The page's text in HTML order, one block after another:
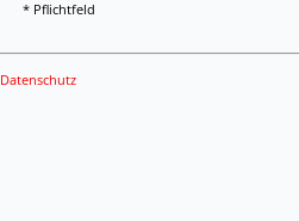
* Pflichtfeld
Datenschutz